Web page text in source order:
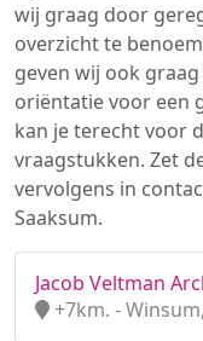
wij graag door
overzicht te
geven wij ook
oriëntatie voor een
kan je terecht voor
vraagstukken. Zet
vervolgens in
Saaksum.
Jacob Veltman
+7km. -